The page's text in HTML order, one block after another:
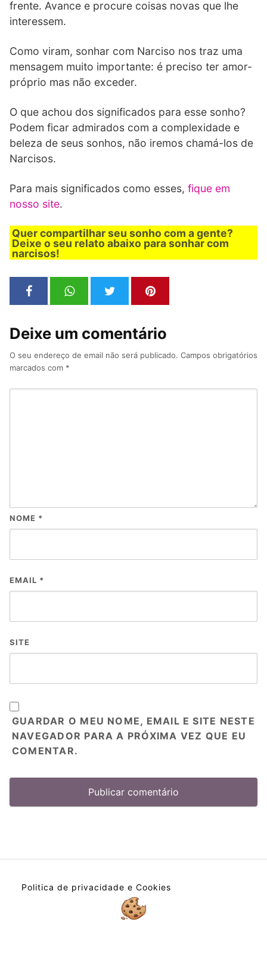
frente. Avance e procure coisas novas que lhe
interessem.
Como viram, sonhar com Narciso nos traz uma
mensagem muito importante: é preciso ter amor-
próprio mas não exceder.
O que achou dos significados para esse sonho?
Podem ficar admirados com a complexidade e
beleza de seus sonhos, não iremos chamá-los de
Narcisos.
Para mais significados como esses, fique em
nosso site.
Quer compartilhar seu sonho com a gente?
Deixe o seu relato abaixo para sonhar com
narcisos!
Deixe um comentário
O seu endereço de email não será publicado. Campos obrigatórios
marcados com *
NOME *
EMAIL *
SITE
GUARDAR O MEU NOME, EMAIL E SITE NESTE
NAVEGADOR PARA A PRÓXIMA VEZ QUE EU
COMENTAR.
Politica de privacidade e Cookies